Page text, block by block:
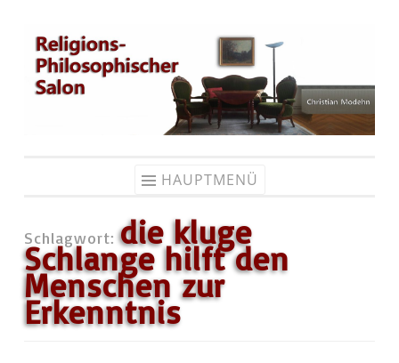
Zum
Inhalt
springen
HAUPTMENÜ
Schlagwort:die kluge
Schlange hilft den
Menschen zur
Erkenntnis